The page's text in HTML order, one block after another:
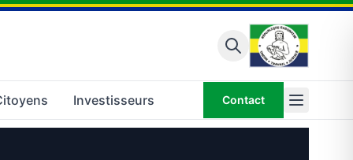
Investisseurs Contact